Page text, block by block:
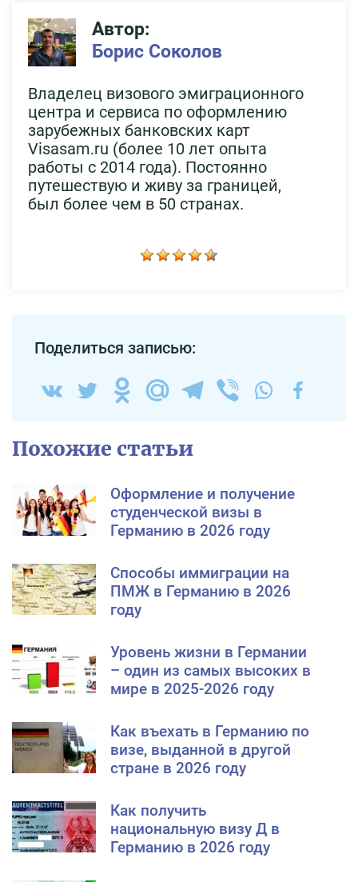
Автор:
Борис Соколов
Владелец визового эмиграционного
центра и сервиса по оформлению
зарубежных банковских карт
Visasam.ru (более 10 лет опыта
работы с 2014 года). Постоянно
путешествую и живу за границей,
был более чем в 50 странах.
Поделиться записью:
Похожие статьи
Оформление и получение
студенческой визы в
Германию в 2026 году
Способы иммиграции на
ПМЖ в Германию в 2026
году
Уровень жизни в Германии
– один из самых высоких в
мире в 2025-2026 году
Как въехать в Германию по
визе, выданной в другой
стране в 2026 году
Как получить
национальную визу Д в
Германию в 2026 году